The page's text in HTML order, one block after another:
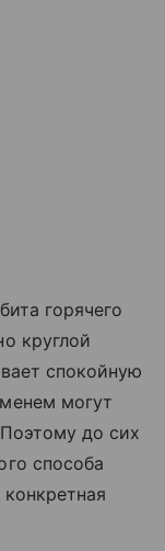
горячего
круглой
спокойную
могут
до сих
способа